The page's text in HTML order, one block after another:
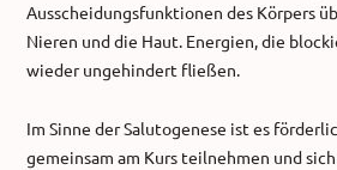
Ausscheidungsfunktionen des Körpers
Nieren und die Haut. Energien, die
wieder ungehindert fließen.
Im Sinne der Salutogenese ist es
gemeinsam am Kurs teilnehmen und